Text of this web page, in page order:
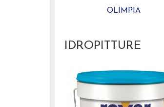
OLIMPIA
IDROPITTURE